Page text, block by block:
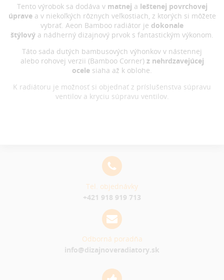
Tento výrobok sa dodáva v matnej a leštenej povrchovej
úprave a v niekoľkých rôznych veľkostiach, z ktorých si môžete
vybrať. Aeon Bamboo radiátor je dokonale
štýlový a nádherný dizajnový prvok s fantastickým výkonom.
Táto sada dutých bambusových výhonkov v nástennej
alebo rohovej verzii (Bamboo Corner) z nehrdzavejúcej
ocele siaha až k oblohe.
K radiátoru je možnosť si objednať z príslušenstva súpravu
ventilov a kryciu súpravu ventilov.
Tel. objednávky
+421 918 919 713
Odborná poradňa
info@dizajnoveradiatory.sk